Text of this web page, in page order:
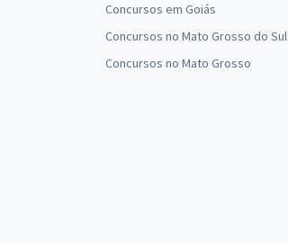
Concursos em Goiás
Concursos no Mato Grosso do Sul
Concursos no Mato Grosso